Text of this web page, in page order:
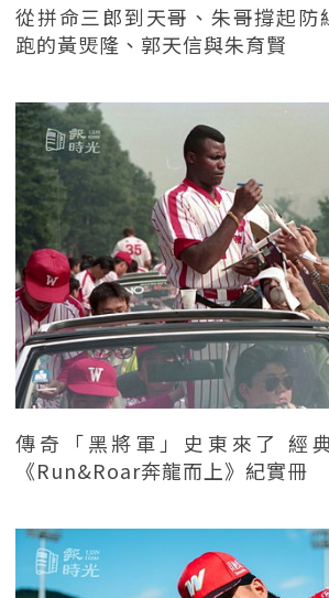
從拼命三郎到天哥、朱哥撐起防
跑的黃煚隆、郭天信與朱育賢
傳奇「黑將軍」史東來了 經
《Run&Roar奔龍而上》紀實冊